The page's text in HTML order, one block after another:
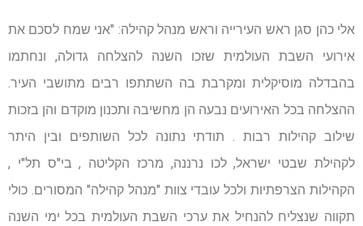
אלי כהן סגן ראש העירייה וראש מנהל קהילה: "אני שמח לסכם את
אירועי השבת העולמית שזכו השנה להצלחה גדולה, ונחתמו
בהבדלה מוסיקלית ומקרבת בה השתתפו רבים מתושבי העיר.
ההצלחה בכל האירועים נבעה הן מחשיבה ותכנון מוקדם והן בזכות
שילוב קהילות רבות . תודתי נתונה לכל השותפים ובין היתר
לקהילת שבטי ישראל, לכו נרננה, מרכז הקליטה , בי"ס תל"י ,
הקהילות הצרפתיות ולכל עובדי צוות "מנהל קהילה" המסורים. כולי
תקווה שנצליח להנחיל את ערכי השבת העולמית בכל ימי השנה